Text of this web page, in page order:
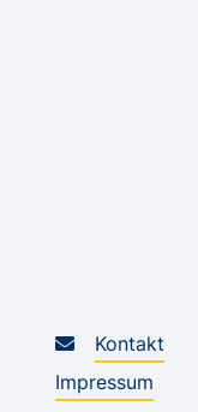
Kontakt
Impressum